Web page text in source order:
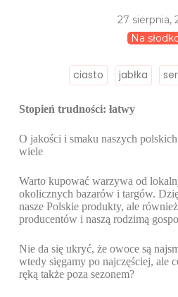
27 sierpnia,
Na
ciasto jabłka
Stopień trudności: łatwy
O jakości i smaku naszych
wiele
Warto kupować warzywa od
okolicznych bazarów i targów.
nasze Polskie produkty, ale
producentów i naszą rodzimą
Nie da się ukryć, że owoce są
wtedy sięgamy po najczęściej, ale
ręką także poza sezonem?